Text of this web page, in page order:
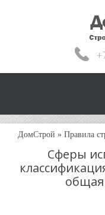
ДомСтрой » Правила
Сферы
общая